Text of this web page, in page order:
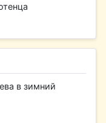
в зимний